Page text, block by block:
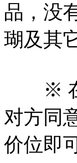
品，没
瑚及其
※ 在
对方同
价位即